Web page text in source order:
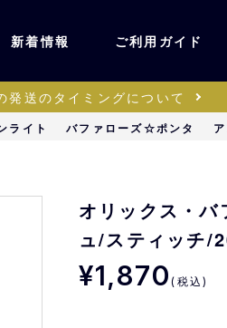
ユニフォーム・ワッ
キッズ・ベビー
ステーショナリー・
新着情報 ご利用ガイド
発送のタイミングについて
ライト バファローズ☆ポンタ
オリックス・
ュ/スティッチ/
¥1,870(税込)